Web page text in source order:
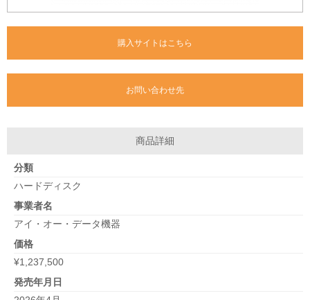
購入サイトはこちら
お問い合わせ先
商品詳細
分類
ハードディスク
事業者名
アイ・オー・データ機器
価格
¥1,237,500
発売年月日